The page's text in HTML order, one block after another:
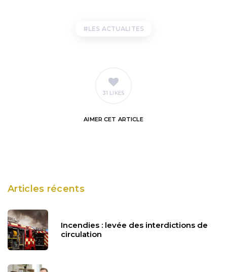
LES ACTUALITES
31 LIKES
AIMER CET ARTICLE
Articles récents
Incendies : levée des interdictions de
circulation